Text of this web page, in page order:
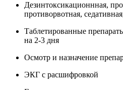
Дезинтоксикационнная,
противорвотная,
Таблетированные
на 2-3 дня
Осмотр и назначение
ЭКГ с расшифровкой